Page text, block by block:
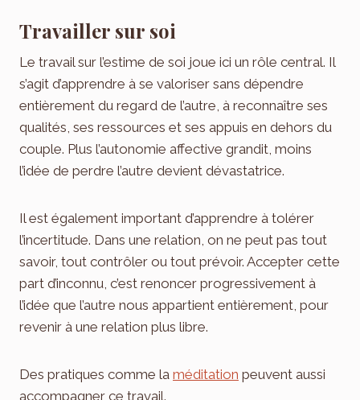
Travailler sur soi
Le travail sur l’estime de soi joue ici un rôle central. Il
s’agit d’apprendre à se valoriser sans dépendre
entièrement du regard de l’autre, à reconnaître ses
qualités, ses ressources et ses appuis en dehors du
couple. Plus l’autonomie affective grandit, moins
l’idée de perdre l’autre devient dévastatrice.
Il est également important d’apprendre à tolérer
l’incertitude. Dans une relation, on ne peut pas tout
savoir, tout contrôler ou tout prévoir. Accepter cette
part d’inconnu, c’est renoncer progressivement à
l’idée que l’autre nous appartient entièrement, pour
revenir à une relation plus libre.
Des pratiques comme la méditation peuvent aussi
accompagner ce travail.